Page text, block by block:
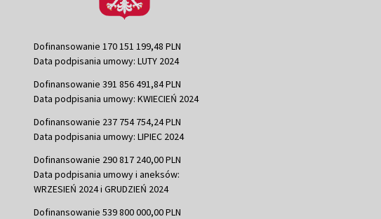
Dofinansowanie 170 151 199,48 PLN
Data podpisania umowy: LUTY 2024
Dofinansowanie 391 856 491,84 PLN
Data podpisania umowy: KWIECIEŃ 2024
Dofinansowanie 237 754 754,24 PLN
Data podpisania umowy: LIPIEC 2024
Dofinansowanie 290 817 240,00 PLN
Data podpisania umowy i aneksów:
WRZESIEŃ 2024 i GRUDZIEŃ 2024
Dofinansowanie 539 800 000,00 PLN